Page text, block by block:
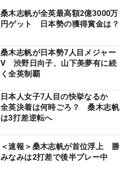
桑木志帆が全英最高額2億3000万
円ゲット 日本勢の獲得賞金は？
桑木志帆が日本勢7人目メジャー
V 渋野日向子、山下美夢有に続
く全英制覇
日本人女子7人目の快挙なるか
全英決着は何時ごろ？ 桑木志帆
は3打差逆転へ
＜速報＞桑木志帆が首位浮上 勝
みなみは2打差で後半プレー中